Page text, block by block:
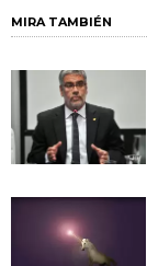
MIRA TAMBIÉN